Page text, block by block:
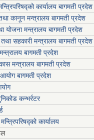
कार्यालय बागमती प्रदेश
कानून मन्त्रालय बागमती प्रदेश
योजना मन्त्रालय बागमती प्रदेश
सहकारी मन्त्रालय बागमती प्रदेश
बागमती प्रदेश
मन्त्रालय बागमती प्रदेश
बागमती प्रदेश
कन्भर्रटर
कार्यालय